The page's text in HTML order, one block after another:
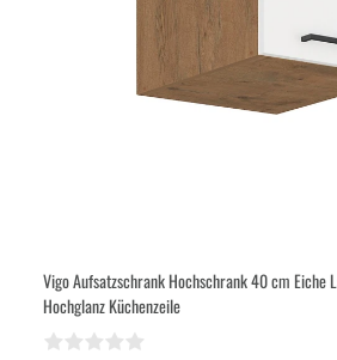
Vigo Aufsatzschrank Hochschrank 40 cm Eiche
Hochglanz Küchenzeile